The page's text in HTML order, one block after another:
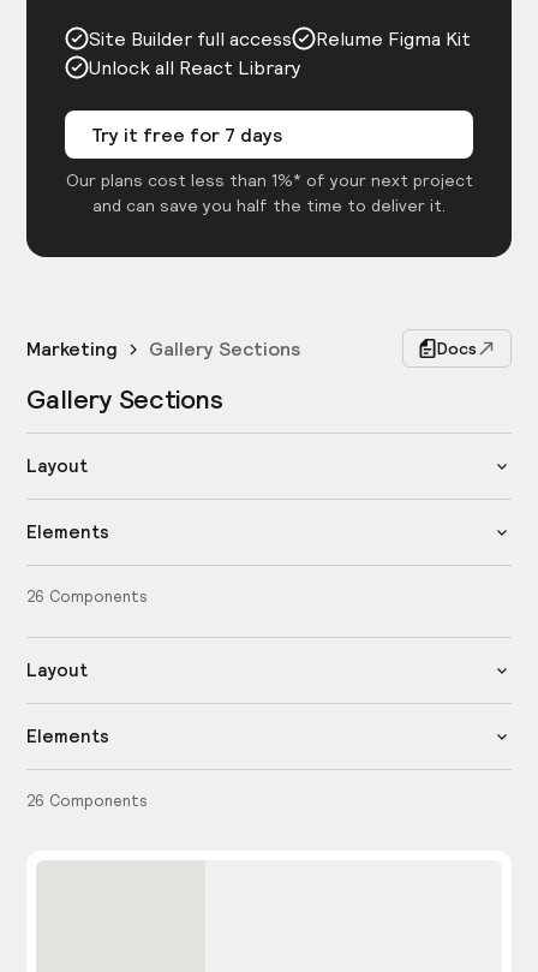
Site Builder full access
Relume Figma Kit
Unlock all React Library
Try it free for 7 days
Our plans cost less than 1%* of your next project
and can save you half the time to deliver it.
Marketing Gallery Sections Docs
Gallery Sections
Layout
Elements
26 Components
Layout
Elements
26 Components